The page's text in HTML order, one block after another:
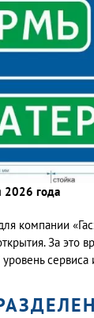
2026 года
компании
За